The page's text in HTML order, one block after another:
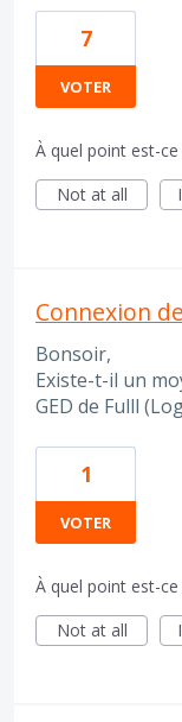
7
VOTER
À quel point est-
Not at all
Connexion
Bonsoir,
Existe-t-il un
GED de Fulll
1
VOTER
À quel point est-
Not at all